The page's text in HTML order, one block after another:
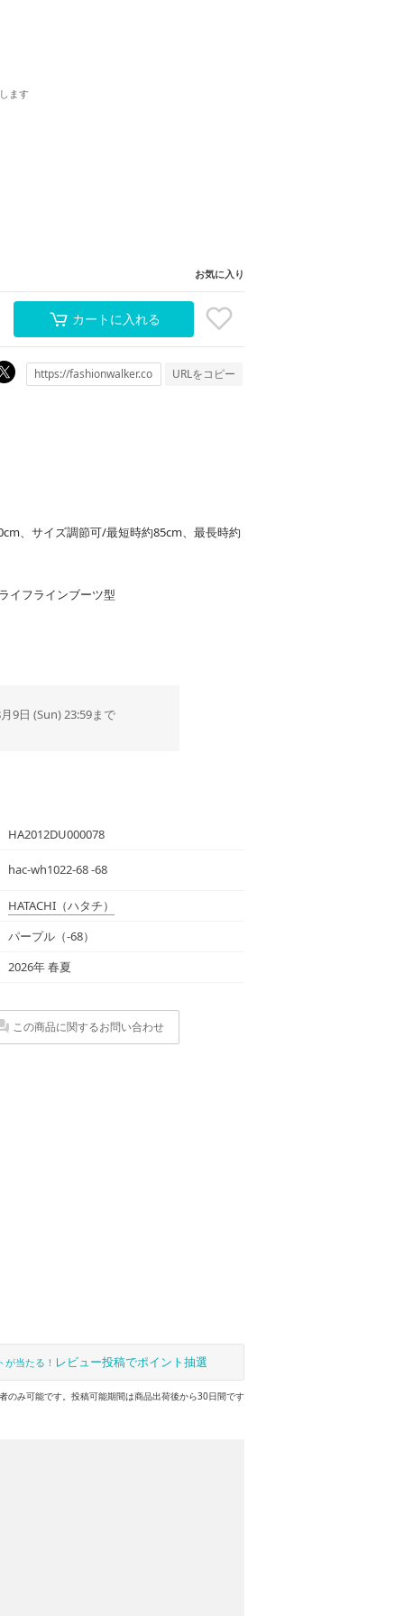
ます
お気に入り
カートに入れる
URLをコピー
、サイズ調節可/最短時約85cm、最長時約
イフラインブーツ型
9日 (Sun) 23:59まで
HA2012DU000078
hac-wh1022-68 -68
HATACHI （ハタチ）
パープル（-68）
2026年 春夏
この商品に関するお問い合わせ
が当たる！ レビュー投稿でポイント抽選
のみ可能です。投稿可能期間は商品出荷後から30日間です